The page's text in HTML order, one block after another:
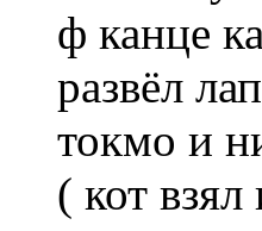
ф канце
развёл
токмо и
( кот